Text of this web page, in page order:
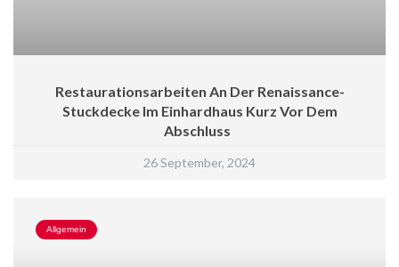
Restaurationsarbeiten An Der Renaissance-
Stuckdecke Im Einhardhaus Kurz Vor Dem
Abschluss
26 September, 2024
Allgemein